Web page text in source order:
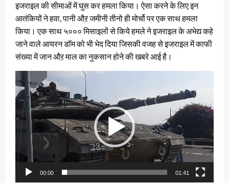
इजराइल की सीमाओं में घुस कर हमला किया। ऐसा करने के लिए इन
आतंकियों ने हवा, पानी औऱ जमीनी तीनो ही मोर्चो पर एक साथ हमला
किया। एक साथ ५००० मिसाइलों से किये हमले ने इजराइल के अभेद्य कहे
जाने वाले आयरन डॉम को भी भेद दिया जिसकी वजह से इजराइल में काफी
संख्या में जान औऱ माल का नुकसान होने की खबरे आई है।
Video
Player
00:00 01:41